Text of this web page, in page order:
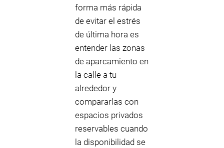
forma más rápida
de evitar el estrés
de última hora es
entender las zonas
de aparcamiento en
la calle a tu
alrededor y
compararlas con
espacios privados
reservables cuando
la disponibilidad se